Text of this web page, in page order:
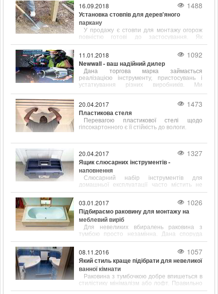
16.09.2018 1488
Установка стовпів для дерев'яного
паркану
У продажу є стовпи для монтажу огорож
повністю готові до застосування. Як
правило, вони вже покриті спеціальними
антигрибковими і ізолюючими складами.
11.01.2018 1092
Newwall - ваш надійний дилер
Дана торгова марка займається
реалізацією інструменту, пристосувань і
устаткування різних виробників. Ми
20.04.2017 1473
Пластикова стеля
Перевагою пластикової стелі щодо
гіпсокартонного є її стійкість до вологи.
20.04.2017 1327
Ящик слюсарних інструментів -
наповнення
Слюсарний набір інструментів для
домашньої експлуатації часто містить не
тільки популярні і відомі предмети, такі як
молоток, викрутка, ключ, а й містить зубило,
кернер, кусачки і інші інструменти.
03.01.2017 1026
Підбираємо раковину для монтажу на
меблевий виріб
Для невеликих вбиралень раковина з
тумбою просто незамінна. Дана споруда
відрізняється підвищеною
функціональністю і привабливим зовнішнім
виглядом.
08.11.2016 1057
Який стиль краще підібрати для невеликої
ванної кімнати
Раковина з тумбочкою добре впишеться в
стилістику мінімалізм або лофт. Правильно
підібрані розміри сантехніки допоможуть